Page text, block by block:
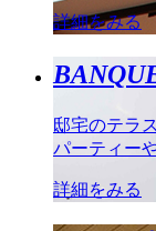
詳細をみる
邸宅のテラ
パーティー
詳細をみる